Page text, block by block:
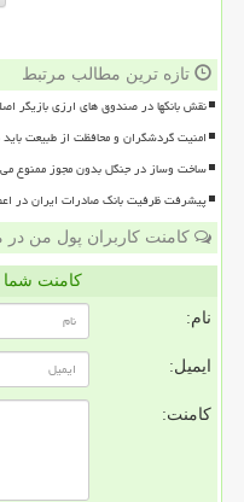
تازه ترین مطالب مرتبط
نقش بانکها در صندوق های ارزی بازیگر
امنیت گردشگران و محافظت از طبیعت
ساخت وساز در جنگل بدون مجوز ممنوع
پیشرفت ظرفیت بانک صادرات ایران در
کامنت کاربران پول من
کامنت
نام:
ایمیل:
کامنت: